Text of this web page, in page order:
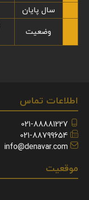
سال پایان
وضعیت
اطلاعات تماس
021-88881227
021-88799654
info@denavar.com
موقعیت